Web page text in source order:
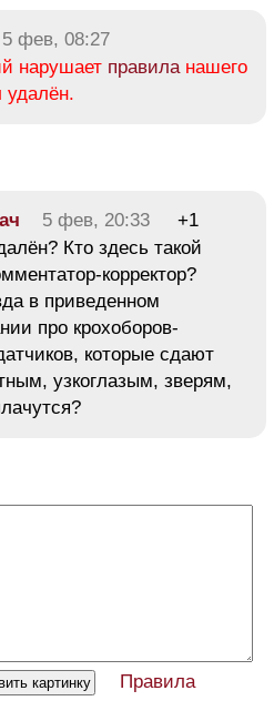
5 фев, 08:27
нарушает правила нашего
удалён.
5 фев, 20:33
+1
Кто здесь такой
корректор?
в приведенном
про крохоборов-
которые сдают
узкоглазым, зверям,
Правила